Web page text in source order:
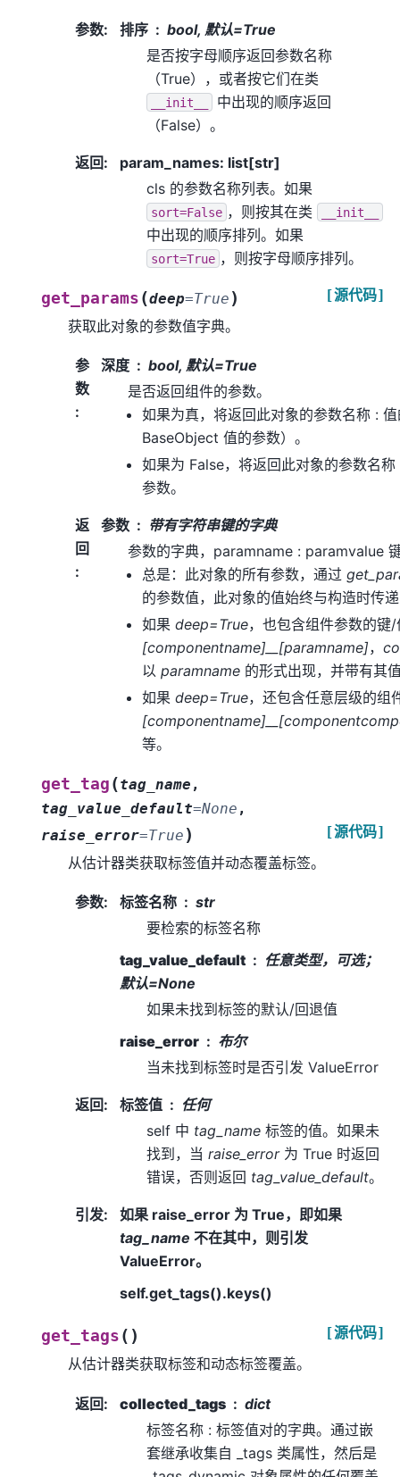
参数: 排序
bool, 默认=True
是否按字母顺序返回参数名称
（True），或者按它们在类
__init__
中出现的顺序返回
（False）。
返回:
param_names: list[str]
cls 的参数名称列表。如果
sort=False ，则按其在类 __init__
中出现的顺序排列。如果
sort=True ，则按字母顺序排列。
get_params (deep=True ) [源代码]
获取此对象的参数值字典。
参
数
:
深度
bool, 默认=True
是否返回组件的参数。
如果为真，将返回此对象的参数名称 :
BaseObject 值的参数）。
如果为 False，将返回此对象的参数名
参数。
返
回
:
参数
带有字符串键的字典
参数的字典，paramname : paramvalue
总是：此对象的所有参数，通过
的参数值，此对象的值始终与构造时传
如果 deep=True，也包含组件参数的键
[componentname]__[paramname]，
以 paramname 的形式出现，并带有其
如果 deep=True，还包含任意层级的组
等。
get_tag (tag_name ,
tag_value_default=None ,
raise_error=True ) [源代码]
从估计器类获取标签值并动态覆盖标签。
参数: 标签名称
str
要检索的标签名称
tag_value_default
任意类型，可选；
默认=None
如果未找到标签的默认/回退值
raise_error
布尔
当未找到标签时是否引发 ValueError
返回: 标签值
任何
self 中 tag_name 标签的值。如果未
找到，当 raise_error为 True 时返回
错误，否则返回 tag_value_default。
引发:
如果 raise_error 为 True，即如果
tag_name 不在其中，则引发
ValueError。
self.get_tags().keys()
get_tags ( ) [源代码]
从估计器类获取标签和动态标签覆盖。
返回: collected_tags
dict
标签名称 : 标签值对的字典。通过嵌
套继承收集自 _tags 类属性，然后是